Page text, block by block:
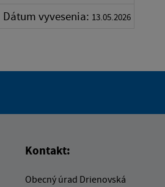
Dátum vyvesenia: 13.05.2026
Kontakt:
Obecný úrad Drienovská